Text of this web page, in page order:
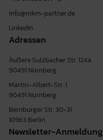
info@mkm-partner.de
LinkedIn
Adressen
Äußere Sulzbacher Str. 124a
90491 Nürnberg
Martin-Albert-Str. 1
90491 Nürnberg
Bernburger Str. 30-31
10963 Berlin
Newsletter-Anmeldung